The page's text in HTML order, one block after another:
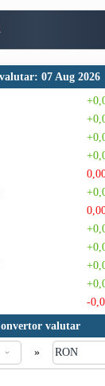
07 Aug 2026
-
valutar
»